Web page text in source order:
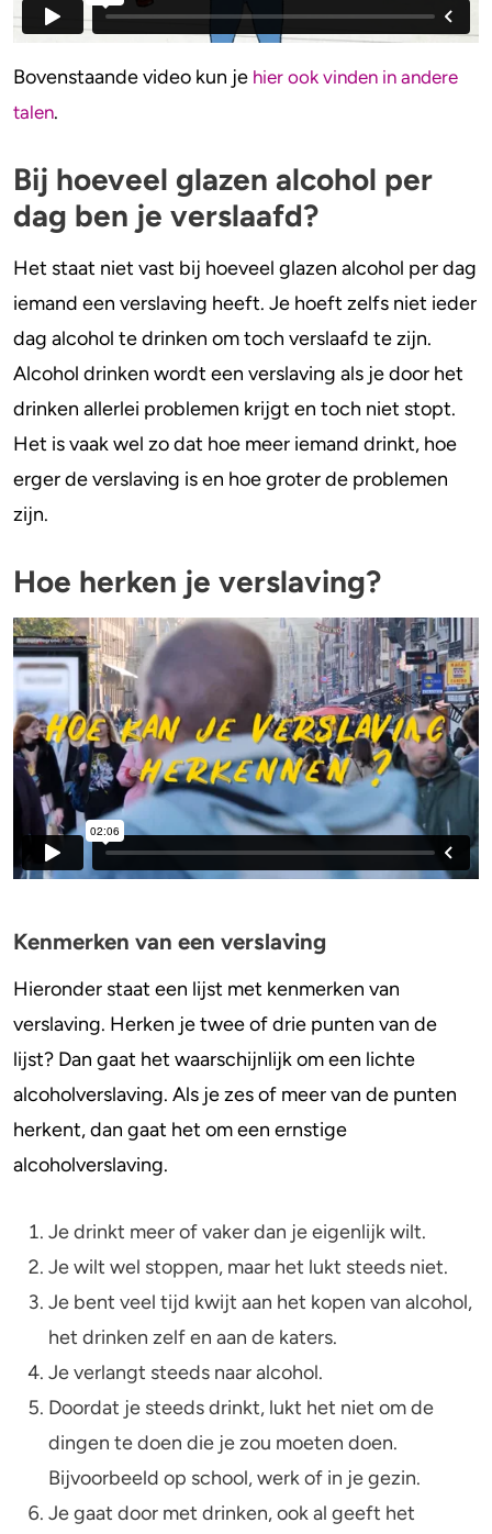
Bovenstaande video kun je hier ook vinden in andere
talen.
Bij hoeveel glazen alcohol per
dag ben je verslaafd?
Het staat niet vast bij hoeveel glazen alcohol per dag
iemand een verslaving heeft. Je hoeft zelfs niet ieder
dag alcohol te drinken om toch verslaafd te zijn.
Alcohol drinken wordt een verslaving als je door het
drinken allerlei problemen krijgt en toch niet stopt.
Het is vaak wel zo dat hoe meer iemand drinkt, hoe
erger de verslaving is en hoe groter de problemen
zijn.
Hoe herken je verslaving?
Kenmerken van een verslaving
Hieronder staat een lijst met kenmerken van
verslaving. Herken je twee of drie punten van de
lijst? Dan gaat het waarschijnlijk om een lichte
alcoholverslaving. Als je zes of meer van de punten
herkent, dan gaat het om een ernstige
alcoholverslaving.
Je drinkt meer of vaker dan je eigenlijk wilt.
Je wilt wel stoppen, maar het lukt steeds niet.
Je bent veel tijd kwijt aan het kopen van alcohol,
het drinken zelf en aan de katers.
Je verlangt steeds naar alcohol.
Doordat je steeds drinkt, lukt het niet om de
dingen te doen die je zou moeten doen.
Bijvoorbeeld op school, werk of in je gezin.
Je gaat door met drinken, ook al geeft het